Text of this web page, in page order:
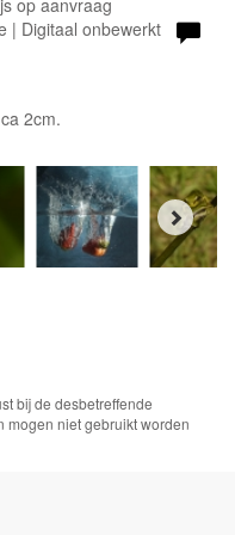
op aanvraag
| Digitaal onbewerkt
2cm.
bij de desbetreffende
mogen niet gebruikt worden